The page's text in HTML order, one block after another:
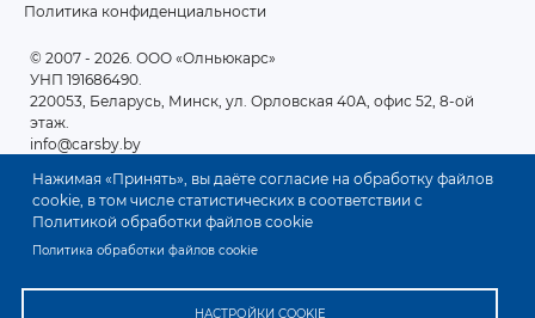
Нажимая «Принять», вы даёте согласие на обработку файлов
cookie, в том числе статистических в соответствии с
Политикой обработки файлов cookie
Политика обработки файлов cookie
НАСТРОЙКИ COOKIE
Политика конфиденциальности
© 2007 - 2026 . ООО «Олньюкарс»
УНП 191686490.
220053, Беларусь, Минск, ул. Орловская 40А, офис 52, 8-ой
этаж.
info@carsby.by